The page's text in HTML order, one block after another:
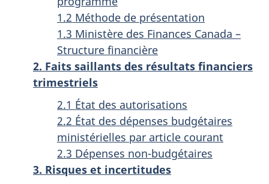
1.2 Méthode de présentation
1.3 Ministère des Finances Canada –
Structure financière
2. Faits saillants des résultats financiers
trimestriels
2.1 État des autorisations
2.2 État des dépenses budgétaires
ministérielles par article courant
2.3 Dépenses non-budgétaires
3. Risques et incertitudes